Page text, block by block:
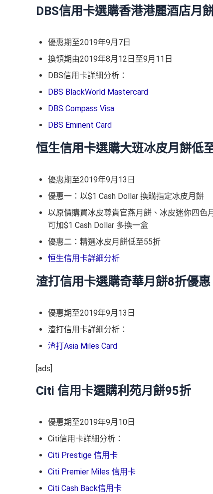
DBS信用卡選購香港港麗酒店月
優惠期至2019年9月7日
換領期由2019年8月12日至9月11日
DBS信用卡詳細分析：
DBS BlackWorld Mastercard
DBS Compass Visa
DBS Eminent Card
恒生信用卡選購大班冰皮月餅低
優惠期至2019年9月13日
優惠一：以$1 Cash Dollar 換購指定冰皮月餅
以原價購買冰皮尊貴官燕月餅、冰皮迷你四色
可加$1 Cash Dollar 多換一盒
優惠二：精選冰皮月餅低至55折
恒生信用卡詳細分析
渣打信用卡選購奇華月餅8折優惠
優惠期至2019年9月13日
渣打信用卡詳細分析：
渣打Asia Miles Card
[ads]
Citi 信用卡選購利苑月餅95折
優惠期至2019年9月10日
Citi信用卡詳細分析：
Citi Prestige 信用卡
Citi Premier Miles 信用卡
Citi Cash Back信用卡